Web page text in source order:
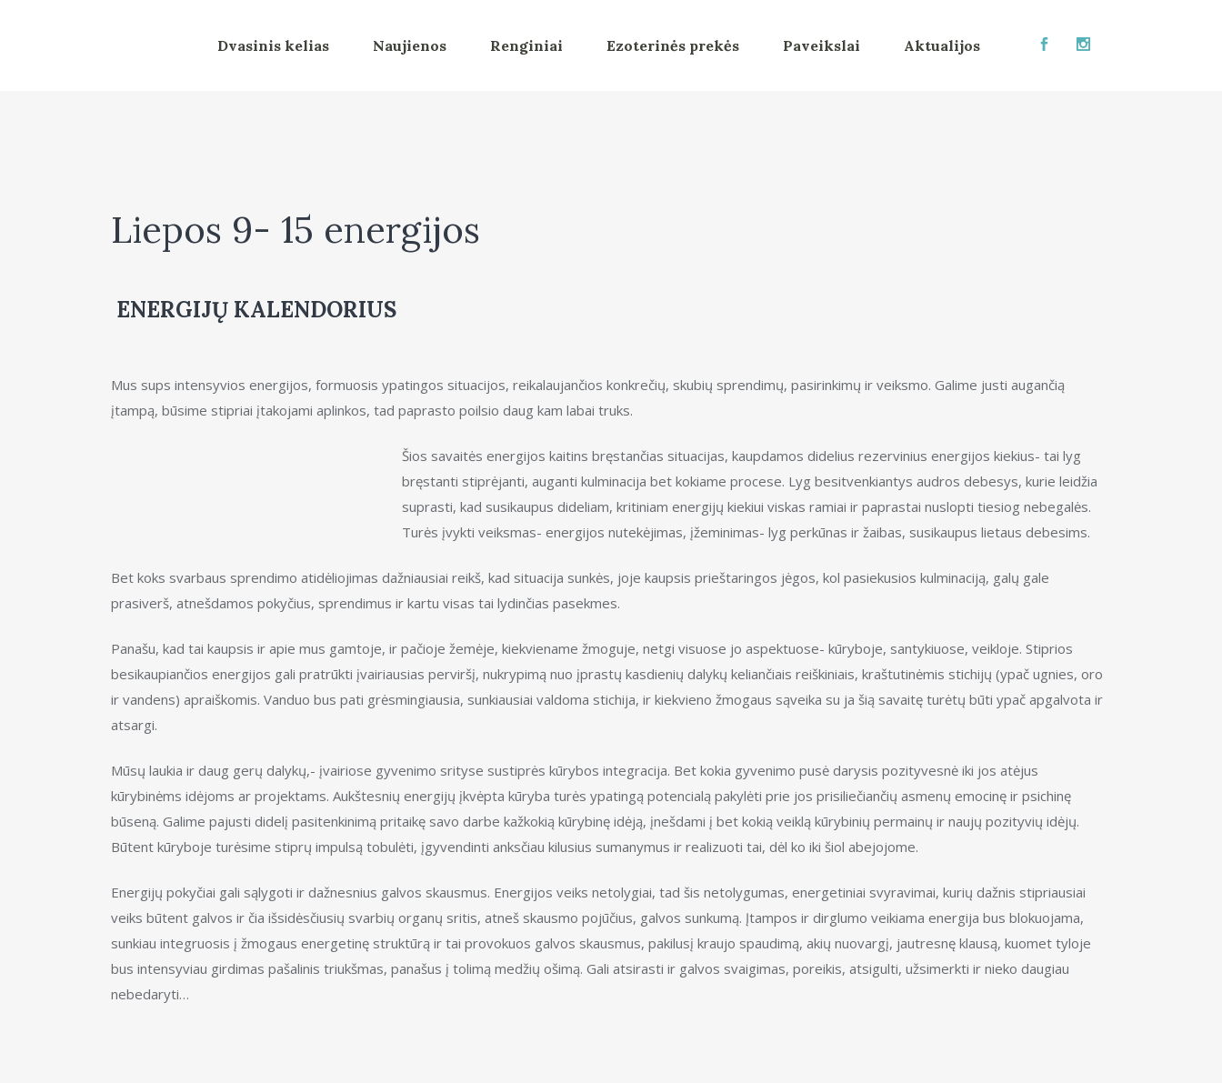
Dvasinis kelias Naujienos Renginiai Ezoterinės prekės Paveikslai Aktualijos
Liepos 9- 15 energijos
ENERGIJŲ KALENDORIUS
Mus sups intensyvios energijos, formuosis ypatingos situacijos, reikalaujančios konkrečių, skubių sprendimų, pasirinkimų ir veiksmo. Galime justi augančią
įtampą, būsime stipriai įtakojami aplinkos, tad paprasto poilsio daug kam labai truks.
Šios savaitės energijos kaitins bręstančias situacijas, kaupdamos didelius rezervinius energijos kiekius- tai lyg
bręstanti stiprėjanti, auganti kulminacija bet kokiame procese. Lyg besitvenkiantys audros debesys, kurie leidžia
suprasti, kad susikaupus dideliam, kritiniam energijų kiekiui viskas ramiai ir paprastai nuslopti tiesiog nebegalės.
Turės įvykti veiksmas- energijos nutekėjimas, įžeminimas- lyg perkūnas ir žaibas, susikaupus lietaus debesims.
Bet koks svarbaus sprendimo atidėliojimas dažniausiai reikš, kad situacija sunkės, joje kaupsis prieštaringos jėgos, kol pasiekusios kulminaciją, galų gale
prasiverš, atnešdamos pokyčius, sprendimus ir kartu visas tai lydinčias pasekmes.
Panašu, kad tai kaupsis ir apie mus gamtoje, ir pačioje žemėje, kiekviename žmoguje, netgi visuose jo aspektuose- kūryboje, santykiuose, veikloje. Stiprios
besikaupiančios energijos gali pratrūkti įvairiausias perviršį, nukrypimą nuo įprastų kasdienių dalykų keliančiais reiškiniais, kraštutinėmis stichijų (ypač ugnies, oro
ir vandens) apraiškomis. Vanduo bus pati grėsmingiausia, sunkiausiai valdoma stichija, ir kiekvieno žmogaus sąveika su ja šią savaitę turėtų būti ypač apgalvota ir
atsargi.
Mūsų laukia ir daug gerų dalykų,- įvairiose gyvenimo srityse sustiprės kūrybos integracija. Bet kokia gyvenimo pusė darysis pozityvesnė iki jos atėjus
kūrybinėms idėjoms ar projektams. Aukštesnių energijų įkvėpta kūryba turės ypatingą potencialą pakylėti prie jos prisiliečiančių asmenų emocinę ir psichinę
būseną. Galime pajusti didelį pasitenkinimą pritaikę savo darbe kažkokią kūrybinę idėją, įnešdami į bet kokią veiklą kūrybinių permainų ir naujų pozityvių idėjų.
Būtent kūryboje turėsime stiprų impulsą tobulėti, įgyvendinti anksčiau kilusius sumanymus ir realizuoti tai, dėl ko iki šiol abejojome.
Energijų pokyčiai gali sąlygoti ir dažnesnius galvos skausmus. Energijos veiks netolygiai, tad šis netolygumas, energetiniai svyravimai, kurių dažnis stipriausiai
veiks būtent galvos ir čia išsidėsčiusių svarbių organų sritis, atneš skausmo pojūčius, galvos sunkumą. Įtampos ir dirglumo veikiama energija bus blokuojama,
sunkiau integruosis į žmogaus energetinę struktūrą ir tai provokuos galvos skausmus, pakilusį kraujo spaudimą, akių nuovargį, jautresnę klausą, kuomet tyloje
bus intensyviau girdimas pašalinis triukšmas, panašus į tolimą medžių ošimą. Gali atsirasti ir galvos svaigimas, poreikis, atsigulti, užsimerkti ir nieko daugiau
nebedaryti…